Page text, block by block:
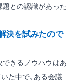
題との認識があった
決を試みたので
きるノウハウはあ
た中で、ある会議